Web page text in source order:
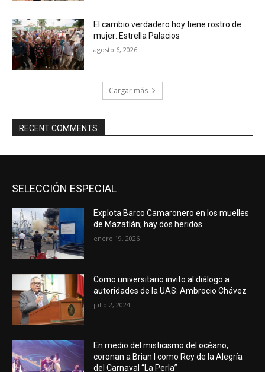
El cambio verdadero hoy tiene rostro de
mujer: Estrella Palacios
agosto 6, 2026
Cargar más
RECENT COMMENTS
SELECCIÓN ESPECIAL
Explota Barco Camaronero en los muelles
de Mazatlán; hay dos heridos
enero 19, 2026
Como universitario invito al diálogo a
autoridades de la UAS: Ambrocio Chávez
julio 2, 2024
En medio del misticismo del océano,
coronan a Brian I como Rey de la Alegría
del Carnaval “La Perla”